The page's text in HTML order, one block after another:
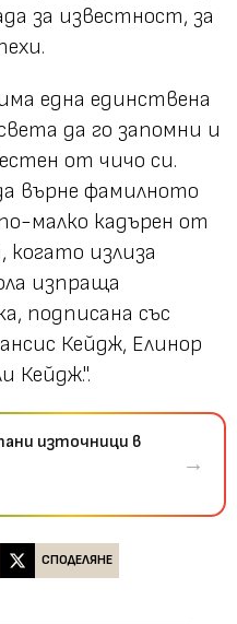
за известност, за
една единствена
да го запомни и
от чичо си.
върне фамилното
малко кадърен от
когато излиза
изпраща
подписана със
Кейдж, Елинор
Кейдж.".
източници в
→
СПОДЕЛЯНЕ